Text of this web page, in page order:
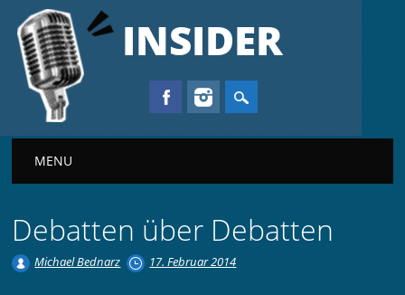
INSIDER
Main menu
MENU
Debatten über Debatten
Michael Bednarz 17. Februar 2014